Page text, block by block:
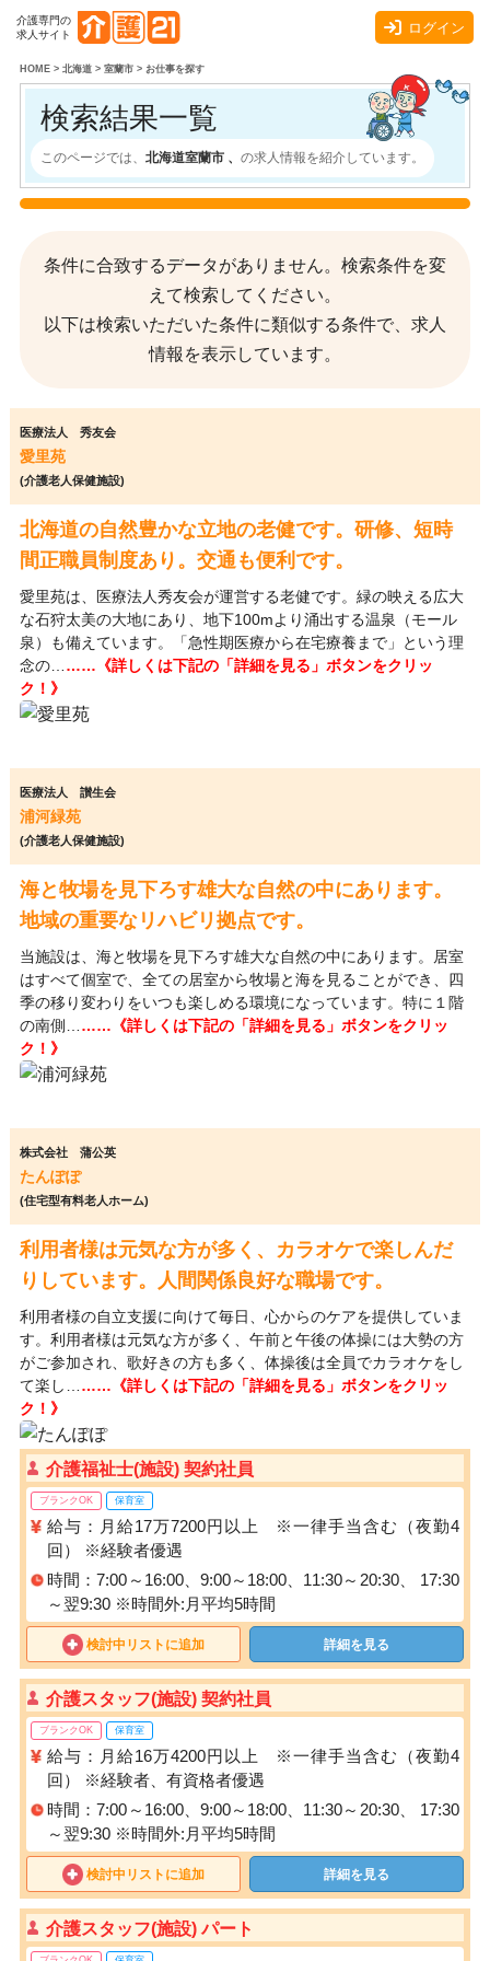
介護専門の
求人サイト
ログイン
HOME> 北海道> 室蘭市> お仕事を探す
検索結果一覧
このページでは、 北海道室蘭市 、 の求人情報を紹介しています。
条件に合致するデータがありません。検索条件を変
えて検索してください。
以下は検索いただいた条件に類似する条件で、求人
情報を表示しています。
医療法人 秀友会
愛里苑
(介護老人保健施設)
北海道の自然豊かな立地の老健です。研修、短時
間正職員制度あり。交通も便利です。
愛里苑は、医療法人秀友会が運営する老健です。緑の映える広大
な石狩太美の大地にあり、地下100mより涌出する温泉（モール
泉）も備えています。「急性期医療から在宅療養まで」という理
念の… ……《詳しくは下記の「詳細を見る」ボタンをクリッ
ク！》
医療法人 讃生会
浦河緑苑
(介護老人保健施設)
海と牧場を見下ろす雄大な自然の中にあります。
地域の重要なリハビリ拠点です。
当施設は、海と牧場を見下ろす雄大な自然の中にあります。居室
はすべて個室で、全ての居室から牧場と海を見ることができ、四
季の移り変わりをいつも楽しめる環境になっています。特に１階
の南側… ……《詳しくは下記の「詳細を見る」ボタンをクリッ
ク！》
株式会社 蒲公英
たんぽぽ
(住宅型有料老人ホーム)
利用者様は元気な方が多く、カラオケで楽しんだ
りしています。人間関係良好な職場です。
利用者様の自立支援に向けて毎日、心からのケアを提供していま
す。利用者様は元気な方が多く、午前と午後の体操には大勢の方
がご参加され、歌好きの方も多く、体操後は全員でカラオケをし
て楽し… ……《詳しくは下記の「詳細を見る」ボタンをクリッ
ク！》
介護福祉士(施設) 契約社員
ブランクOK 保育室
給与：月給17万7200円以上 ※一律手当含む（夜勤4
回） ※経験者優遇
時間：7:00～16:00、9:00～18:00、11:30～20:30、 17:30
～翌9:30 ※時間外:月平均5時間
検討中リストに追加 詳細を見る
介護スタッフ(施設) 契約社員
ブランクOK 保育室
給与：月給16万4200円以上 ※一律手当含む（夜勤4
回） ※経験者、有資格者優遇
時間：7:00～16:00、9:00～18:00、11:30～20:30、 17:30
～翌9:30 ※時間外:月平均5時間
検討中リストに追加 詳細を見る
介護スタッフ(施設) パート